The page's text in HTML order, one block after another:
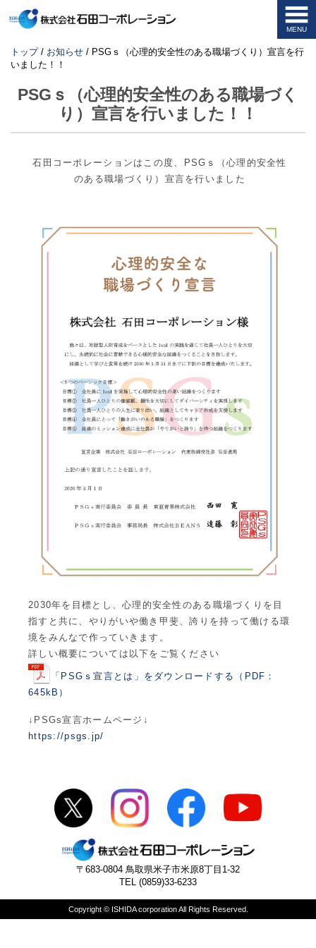
このページの本文へ
MENU
現
在
位
置：
トップ/ お知らせ / PSGｓ（心理的安全性のある職場づくり）宣言を行
いました！！
PSGｓ（心理的安全性のある職場づく
り）宣言を行いました！！
石田コーポレーションはこの度、PSGｓ（心理的安全性
のある職場づくり）宣言を行いました
2030年を目標とし、心理的安全性のある職場づくりを目
指すと共に、やりがいや働き甲斐、誇りを持って働ける環
境をみんなで作っていきます。
詳しい概要については以下をご覧ください
「PSGｓ宣言とは」をダウンロードする（PDF：
645kB）
↓PSGs宣言ホームページ↓
https://psgs.jp/
〒683-0804 鳥取県米子市米原8丁目1-32
TEL (0859)33-6233
Copyright © ISHIDA corporation All Rights Reserved.